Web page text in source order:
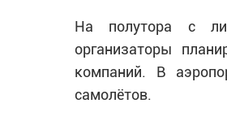
На полутора с
организаторы
компаний. В
самолётов.